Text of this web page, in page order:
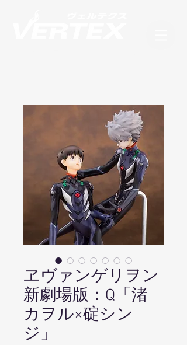
ヱヴァンゲリヲン
新劇場版：Q「渚
カヲル×碇シン
ジ」